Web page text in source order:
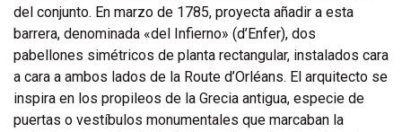
del conjunto. En marzo de 1785, proyecta añadir a esta
barrera, denominada «del Infierno» (d’Enfer), dos
pabellones simétricos de planta rectangular, instalados cara
a cara a ambos lados de la Route d’Orléans. El arquitecto se
inspira en los propileos de la Grecia antigua, especie de
puertas o vestíbulos monumentales que marcaban la